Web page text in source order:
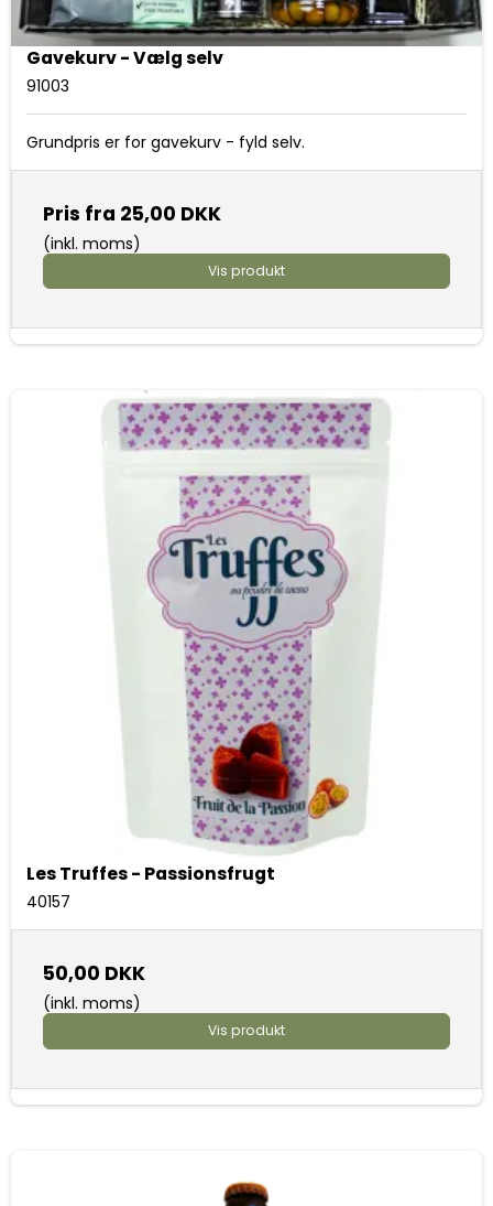
Gavekurv - Vælg selv
91003
Grundpris er for gavekurv - fyld selv.
Pris fra 25,00 DKK
(inkl. moms)
Vis produkt
Les Truffes - Passionsfrugt
40157
50,00 DKK
(inkl. moms)
Vis produkt